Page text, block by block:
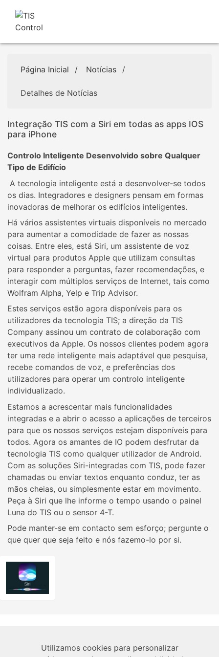
Página Inicial / Notícias /
Detalhes de Notícias
Integração TIS com a Siri em todas as apps IOS
para iPhone
Controlo Inteligente Desenvolvido sobre Qualquer
Tipo de Edifício
A tecnologia inteligente está a desenvolver-se todos
os dias. Integradores e designers pensam em formas
inovadoras de melhorar os edifícios inteligentes.
Há vários assistentes virtuais disponíveis no mercado
para aumentar a comodidade de fazer as nossas
coisas. Entre eles, está Siri, um assistente de voz
virtual para produtos Apple que utilizam consultas
para responder a perguntas, fazer recomendações, e
interagir com múltiplos serviços de Internet, tais como
Wolfram Alpha, Yelp e Trip Advisor.
Estes serviços estão agora disponíveis para os
utilizadores da tecnologia TIS; a direção da TIS
Company assinou um contrato de colaboração com
executivos da Apple. Os nossos clientes podem agora
ter uma rede inteligente mais adaptável que pesquisa,
recebe comandos de voz, e preferências dos
utilizadores para operar um controlo inteligente
individualizado.
Estamos a acrescentar mais funcionalidades
integradas e a abrir o acesso a aplicações de terceiros
para que os nossos serviços estejam disponíveis para
todos. Agora os amantes de IO podem desfrutar da
tecnologia TIS como qualquer utilizador de Android.
Com as soluções Siri-integradas com TIS, pode fazer
chamadas ou enviar textos enquanto conduz, ter as
mãos cheias, ou simplesmente estar em movimento.
Peça à Siri que lhe informe o tempo usando o painel
Luna do TIS ou o sensor 4-T.
Pode manter-se em contacto sem esforço; pergunte o
que quer que seja feito e nós fazemo-lo por si.
Utilizamos cookies para personalizar